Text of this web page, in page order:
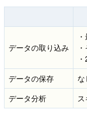
データの取り込み
データの保存
データ分析